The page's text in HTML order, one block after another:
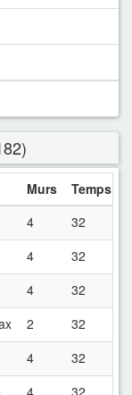
Murs
Temps
4
32
4
32
4
32
2
32
4
32
4 32